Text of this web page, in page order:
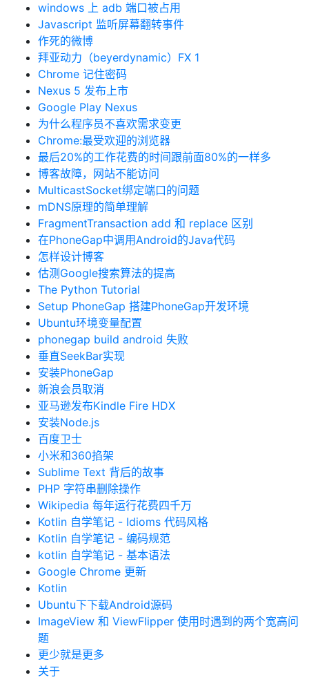
windows 上 adb 端口被占用
Javascript 监听屏幕翻转事件
作死的微博
拜亚动力（beyerdynamic）FX 1
Chrome 记住密码
Nexus 5 发布上市
Google Play Nexus
为什么程序员不喜欢需求变更
Chrome:最受欢迎的浏览器
最后20%的工作花费的时间跟前面80%的一样多
博客故障，网站不能访问
MulticastSocket绑定端口的问题
mDNS原理的简单理解
FragmentTransaction add 和 replace 区别
在PhoneGap中调用Android的Java代码
怎样设计博客
估测Google搜索算法的提高
The Python Tutorial
Setup PhoneGap 搭建PhoneGap开发环境
Ubuntu环境变量配置
phonegap build android 失败
垂直SeekBar实现
安装PhoneGap
新浪会员取消
亚马逊发布Kindle Fire HDX
安装Node.js
百度卫士
小米和360掐架
Sublime Text 背后的故事
PHP 字符串删除操作
Wikipedia 每年运行花费四千万
Kotlin 自学笔记 - Idioms 代码风格
Kotlin 自学笔记 - 编码规范
kotlin 自学笔记 - 基本语法
Google Chrome 更新
Kotlin
Ubuntu下下载Android源码
ImageView 和 ViewFlipper 使用时遇到的两个宽高问
题
更少就是更多
关于